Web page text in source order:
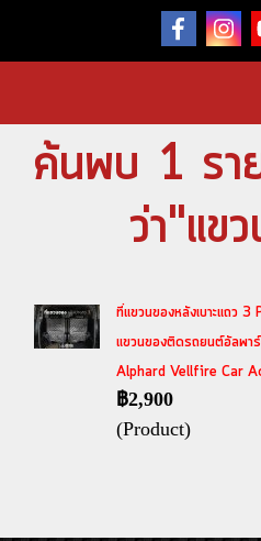
ค้นพบ 1 รา
ว่า"แข
ที่แขวนของหลังเบาะแถว
แขวนของติดรถยนต์อัลพา
Alphard Vellfire Car
฿2,900
(Product)